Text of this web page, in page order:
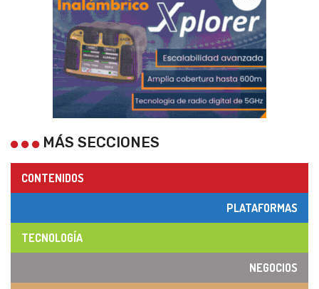
MÁS SECCIONES
CONTENIDOS
PLATAFORMAS
TECNOLOGÍA
NEGOCIOS